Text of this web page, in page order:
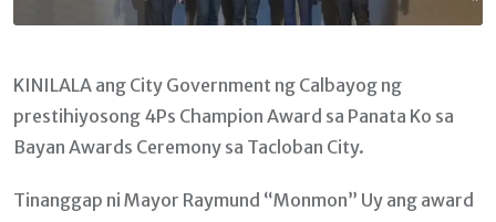
KINILALA ang City Government ng Calbayog ng
prestihiyosong 4Ps Champion Award sa Panata Ko sa
Bayan Awards Ceremony sa Tacloban City.
Tinanggap ni Mayor Raymund “Monmon” Uy ang award